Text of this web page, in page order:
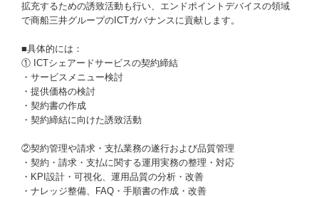
拡充するための誘致活動も行い、エンドポイントデバイスの領域
で商船三井グループのICTガバナンスに貢献します。
■具体的には：
① ICTシェアードサービスの契約締結
・サービスメニュー検討
・提供価格の検討
・契約書の作成
・契約締結に向けた誘致活動
②契約管理や請求・支払業務の遂行および品質管理
・契約・請求・支払に関する運用実務の整理・対応
・KPI設計・可視化、運用品質の分析・改善
・ナレッジ整備、FAQ・手順書の作成・改善